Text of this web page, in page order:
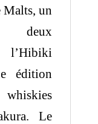
un
l’Hibiki
édition
Le